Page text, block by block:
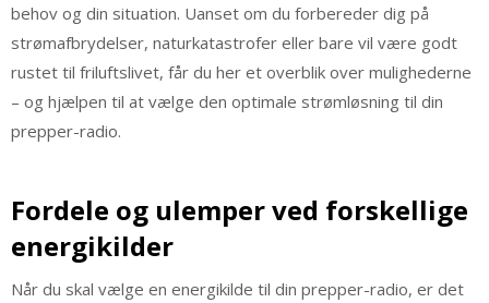
behov og din situation. Uanset om du forbereder dig på
strømafbrydelser, naturkatastrofer eller bare vil være godt
rustet til friluftslivet, får du her et overblik over mulighederne
– og hjælpen til at vælge den optimale strømløsning til din
prepper-radio.
Fordele og ulemper ved forskellige
energikilder
Når du skal vælge en energikilde til din prepper-radio, er det